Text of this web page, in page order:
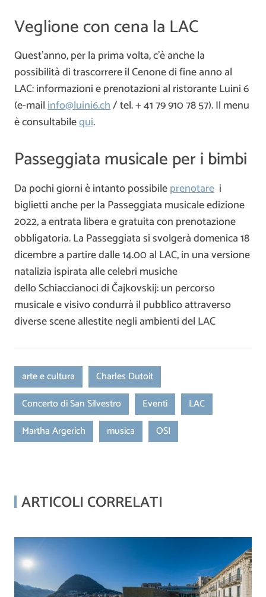
Veglione con cena la LAC
Quest’anno, per la prima volta, c’è anche la
possibilità di trascorrere il Cenone di fine anno al
LAC: informazioni e prenotazioni al ristorante Luini 6
(e-mailinfo@luini6.ch/ tel. + 41 79 910 78 57). Il menu
è consultabilequi.
Passeggiata musicale per i bimbi
Da pochi giorni è intanto possibileprenotare i
biglietti anche per la Passeggiata musicale edizione
2022, a entrata libera e gratuita con prenotazione
obbligatoria. La Passeggiata si svolgerà domenica 18
dicembre a partire dalle 14.00 al LAC, in una versione
natalizia ispirata alle celebri musiche
dello Schiaccianoci di Čajkovskij: un percorso
musicale e visivo condurrà il pubblico attraverso
diverse scene allestite negli ambienti del LAC
arte e cultura
Charles Dutoit
Concerto di San Silvestro
Eventi
LAC
Martha Argerich
musica OSI
ARTICOLI CORRELATI